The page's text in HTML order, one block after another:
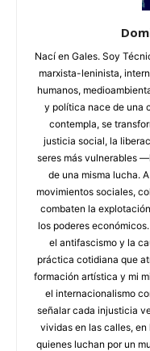
Nací en Gales. Soy
marxista-leninista,
humanos,
y política nace de una
contempla, se
justicia social, la
seres más vulnerables
de una misma lucha.
movimientos sociales,
combaten la
los poderes
el antifascismo y la
práctica cotidiana que
formación artística y mi
el internacionalismo
señalar cada injusticia
vividas en las calles,
quienes luchan por un